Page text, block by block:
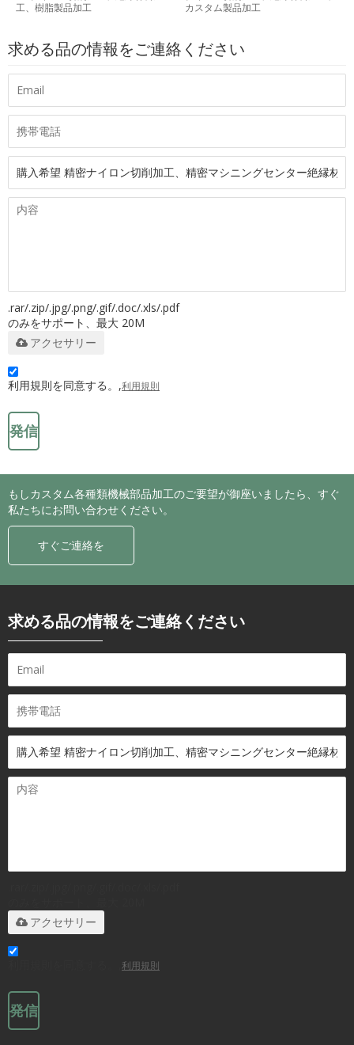
工、樹脂製品加工
カスタム製品加工
求める品の情報をご連絡ください
.rar/.zip/.jpg/.png/.gif/.doc/.xls/.pdf
のみをサポート、最大 20M
アクセサリー
利用規則を同意する。,利用規則
発信
もしカスタム各種類機械部品加工のご要望が御座いましたら、すぐ
私たちにお問い合わせください。
すぐご連絡を
求める品の情報をご連絡ください
アクセサリー
利用規則
発信